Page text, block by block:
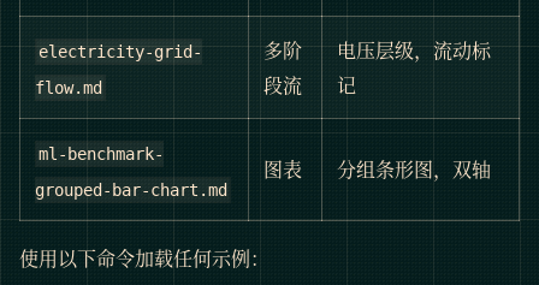
electricity-grid-
flow.md
多阶
段流
电压层级，流动标
记
ml-benchmark-
grouped-bar-chart.md
图表 分组条形图，双轴
使用以下命令加载任何示例：